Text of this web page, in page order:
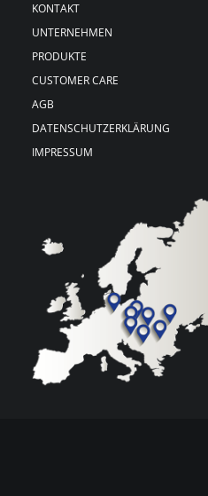
KONTAKT
UNTERNEHMEN
PRODUKTE
CUSTOMER CARE
AGB
DATENSCHUTZERKLÄRUNG
IMPRESSUM